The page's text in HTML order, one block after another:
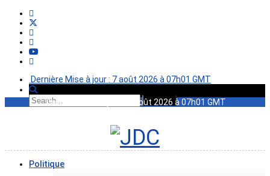
Dernière Mise à jour : 7 août 2026 à 07h01 GMT
Dernière Mise à jour : 7 août 2026 à 07h01 GMT
Politique